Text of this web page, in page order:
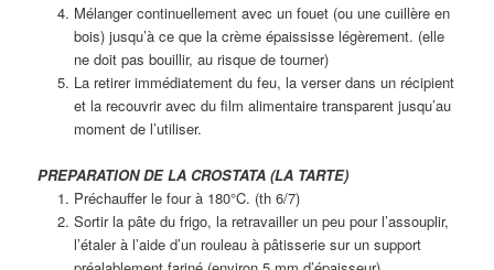
Mélanger continuellement avec un fouet (ou une cuillère en
bois) jusqu’à ce que la crème épaississe légèrement. (elle
ne doit pas bouillir, au risque de tourner)
La retirer immédiatement du feu, la verser dans un récipient
et la recouvrir avec du film alimentaire transparent jusqu’au
moment de l’utiliser.
PREPARATION DE LA CROSTATA (LA TARTE)
Préchauffer le four à 180°C. (th 6/7)
Sortir la pâte du frigo, la retravailler un peu pour l’assouplir,
l’étaler à l’aide d’un rouleau à pâtisserie sur un support